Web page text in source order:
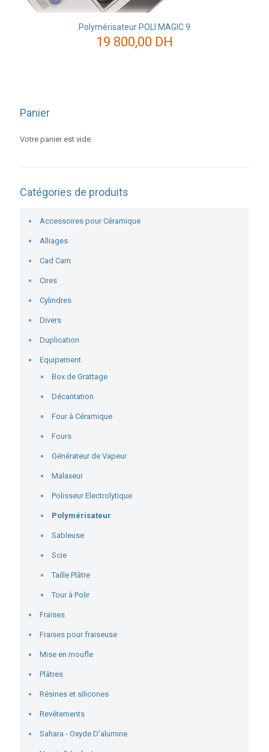
Polymérisateur POLI MAGIC 9
19 800,00 DH
Panier
Votre panier est vide.
Catégories de produits
Accessoires pour Céramique
Alliages
Cad Cam
Cires
Cylindres
Divers
Duplication
Equipement
Box de Grattage
Décantation
Four à Céramique
Fours
Générateur de Vapeur
Malaxeur
Polisseur Electrolytique
Polymérisateur
Sableuse
Scie
Taille Plâtre
Tour à Polir
Fraises
Fraises pour fraiseuse
Mise en moufle
Plâtres
Résines et silicones
Revêtements
Sahara - Oxyde D'alumine